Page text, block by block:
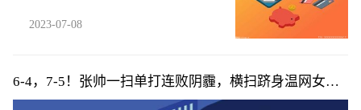
2023-07-08
6-4，7-5！张帅一扫单打连败阴霾，横扫跻身温网女双
16强